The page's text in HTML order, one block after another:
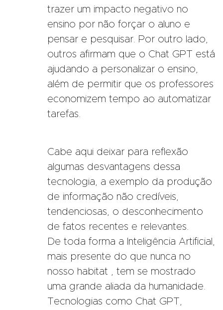
trazer um impacto negativo no
ensino por não forçar o aluno e
pensar e pesquisar. Por outro lado,
outros afirmam que o Chat GPT está
ajudando a personalizar o ensino,
além de permitir que os professores
economizem tempo ao automatizar
tarefas.
Cabe aqui deixar para reflexão
algumas desvantagens dessa
tecnologia, a exemplo da produção
de informação não credíveis,
tendenciosas, o desconhecimento
de fatos recentes e relevantes.
De toda forma a Inteligência Artificial,
mais presente do que nunca no
nosso habitat , tem se mostrado
uma grande aliada da humanidade.
Tecnologias como Chat GPT,